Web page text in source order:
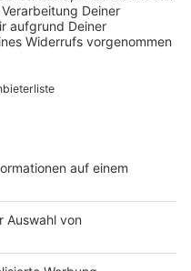
ein Auto an der
ihr ein Mann ins Netz,
gemerkt